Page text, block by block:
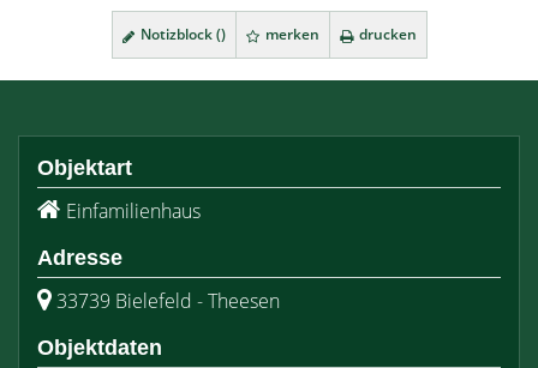
Notizblock () merken drucken
Objektart
Einfamilienhaus
Adresse
33739 Bielefeld - Theesen
Objektdaten